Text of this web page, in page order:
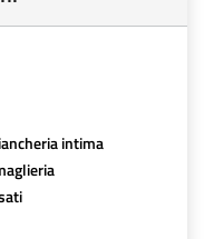
intima